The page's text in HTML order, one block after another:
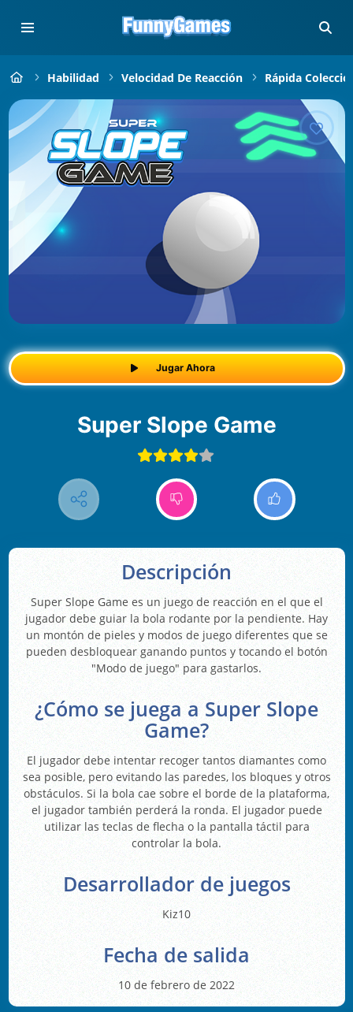
Habilidad Velocidad De Reacción Rápida
Jugar Ahora
Super Slope Game
Descripción
Super Slope Game es un juego de reacción en el que el
jugador debe guiar la bola rodante por la pendiente. Hay
un montón de pieles y modos de juego diferentes que se
pueden desbloquear ganando puntos y tocando el botón
"Modo de juego" para gastarlos.
¿Cómo se juega a Super Slope
Game?
El jugador debe intentar recoger tantos diamantes como
sea posible, pero evitando las paredes, los bloques y otros
obstáculos. Si la bola cae sobre el borde de la plataforma,
el jugador también perderá la ronda. El jugador puede
utilizar las teclas de flecha o la pantalla táctil para
controlar la bola.
Desarrollador de juegos
Kiz10
Fecha de salida
10 de febrero de 2022